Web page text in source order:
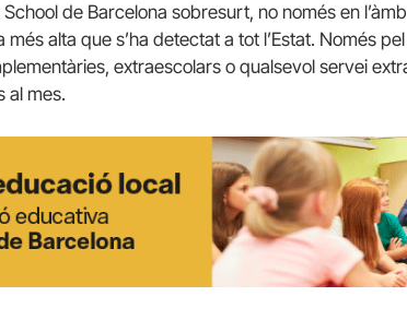
School de Barcelona sobresurt, no només en
alta que s’ha detectat a tot l’Estat. Només
extraescolars o qualsevol servei
al mes.